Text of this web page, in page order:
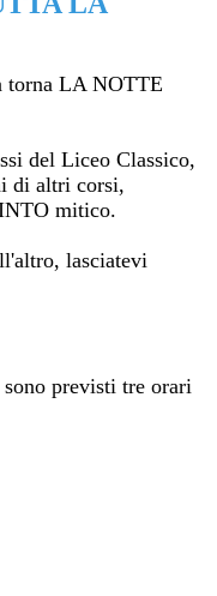
torna LA NOTTE
del Liceo Classico,
di altri corsi,
mitico.
lasciatevi
previsti tre orari